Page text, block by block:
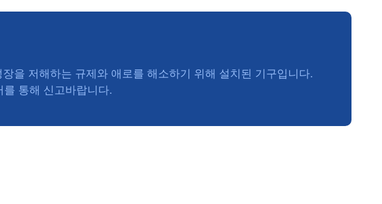
을 저해하는 규제와 애로를 해소하기 위해 설치된 기구입니다.
통해 신고바랍니다.